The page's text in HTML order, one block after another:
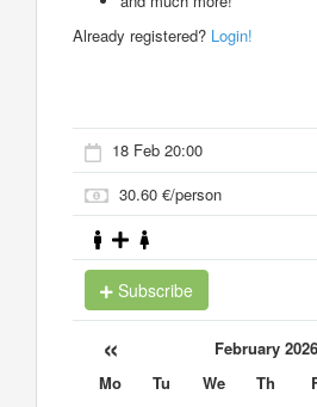
Already registered? Login!
18 Feb 20:00
30.60 €/person
Subscribe
« February 2026
Mo Tu We Th